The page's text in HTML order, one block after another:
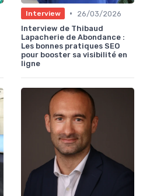
Interview •
26/03/2026
Interview de Thibaud
Lapacherie de Abondance :
Les bonnes pratiques SEO
pour booster sa visibilité en
ligne